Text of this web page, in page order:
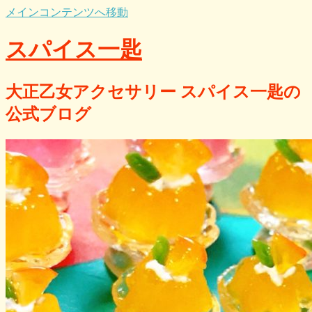
メインコンテンツへ移動
スパイス一匙
大正乙女アクセサリー スパイス一匙の
公式ブログ